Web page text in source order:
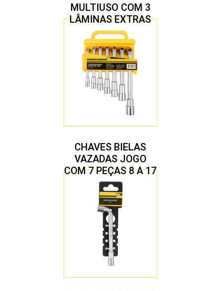
MULTIUSO COM 3
LÂMINAS EXTRAS
CHAVES BIELAS
VAZADAS JOGO
COM 7 PEÇAS 8 A 17
MM